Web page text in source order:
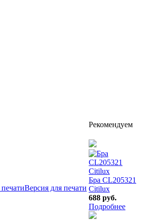
Версия для печати
Рекомендуем
Бра CL205321
Citilux
688 руб.
Подробнее